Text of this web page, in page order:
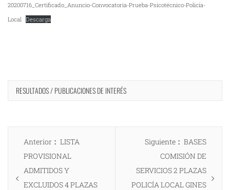
20200716_Certificado_Anuncio-Convocatoria-Prueba-Psicotécnico-Policía-
Local
Descarga
RESULTADOS / PUBLICACIONES DE INTERÉS
Navegación
entradas
Anterior
Entrada
anterior:
LISTA
PROVISIONAL
ADMITIDOS Y
EXCLUIDOS 4 PLAZAS
Siguiente
Entrada
siguiente:
BASES
COMISIÓN DE
SERVICIOS 2 PLAZAS
POLICÍA LOCAL GINES